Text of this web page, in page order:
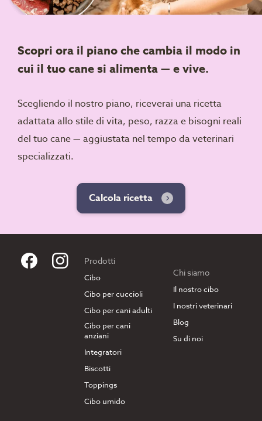
Scopri ora il piano che cambia il modo in
cui il tuo cane si alimenta — e vive.
Scegliendo il nostro piano, riceverai una ricetta
adattata allo stile di vita, peso, razza e bisogni reali
del tuo cane — aggiustata nel tempo da veterinari
specializzati.
Calcola ricetta
Prodotti
Cibo
Cibo per cuccioli
Cibo per cani adulti
Cibo per cani
anziani
Integratori
Biscotti
Toppings
Cibo umido
Chi siamo
Il nostro cibo
I nostri veterinari
Blog
Su di noi